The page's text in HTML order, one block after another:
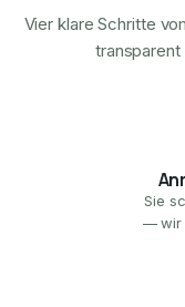
Vier klare Schritte
Sie
— wir